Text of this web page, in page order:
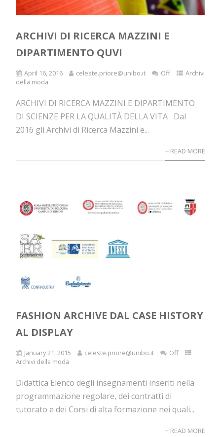
ARCHIVI DI RICERCA MAZZINI E
DIPARTIMENTO QUVI
April 16, 2016 celeste.priore@unibo.it Off
Archivi
della moda
ARCHIVI DI RICERCA MAZZINI E DIPARTIMENTO
DI SCIENZE PER LA QUALITÀ DELLA VITA Dal
2016 gli Archivi di Ricerca Mazzini e...
+ READ MORE
FASHION ARCHIVE DAL CASE HISTORY
AL DISPLAY
January 21, 2015 celeste.priore@unibo.it
Off
Archivi della moda
Didattica Elenco degli insegnamenti inseriti nella
programmazione regolare, dei contratti di
tutorato e dei Corsi di alta formazione nei quali...
+ READ MORE